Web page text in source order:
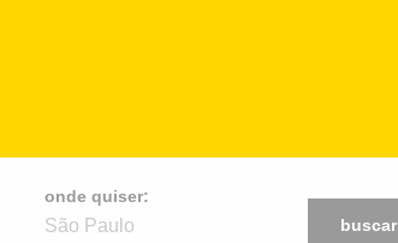
onde quiser:
buscar